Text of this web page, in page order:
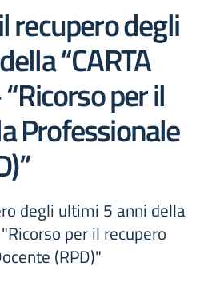
recupero degli
“CARTA
per il
Professionale
degli ultimi 5 anni della
"Ricorso per il recupero
(RPD)"